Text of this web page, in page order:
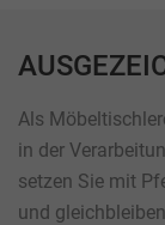
Als
in der
setzen Sie mit
und